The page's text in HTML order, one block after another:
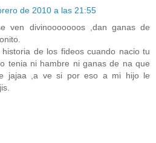
de 2010 a las 21:55
ven divinooooooos ,dan ganas de
de los fideos cuando nacio tu
tenia ni hambre ni ganas de na que
jajaa ,a ve si por eso a mi hijo le